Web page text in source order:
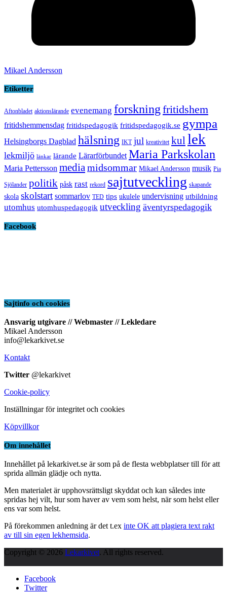
Mikael Andersson
Etiketter
Aftonbladet aktionslärande evenemang forskningfritidshem
fritidshemmensdag fritidspedagogik fritidspedagogik.se gympa
Helsingborgs Dagblad hälsning IKT jul kreativitet kul lek
lekmiljö länkar lärande Lärarförbundet Maria Parkskolan
Maria Pettersson mediamidsommar Mikael Andersson musik Pia
Sjölander politik påsk rast rekord sajtutveckling skapande
skola skolstart sommarlov TED tips ukulele undervisning utbildning
utomhus utomhuspedagogik utveckling äventyrspedagogik
Facebook
Sajtinfo och cookies
Ansvarig utgivare // Webmaster // Lekledare
Mikael Andersson
info@lekarkivet.se
Kontakt
Twitter @lekarkivet
Cookie-policy
Inställningar för integritet och cookies
Köpvillkor
Om innehållet
Innehållet på lekarkivet.se är som på de flesta webbplatser till för att
sprida allmän glädje och nytta.
Men materialet är upphovsrättsligt skyddat och kan således inte
spridas hej vilt, hur som haver av vem som helst, när som helst eller
ens var som helst.
På förekommen anledning är det t.ex inte OK att plagiera text rakt
av till sin egen lekhemsida.
Copyright © 2026 Lekarkivet. All rights reserved.
Facebook
Twitter